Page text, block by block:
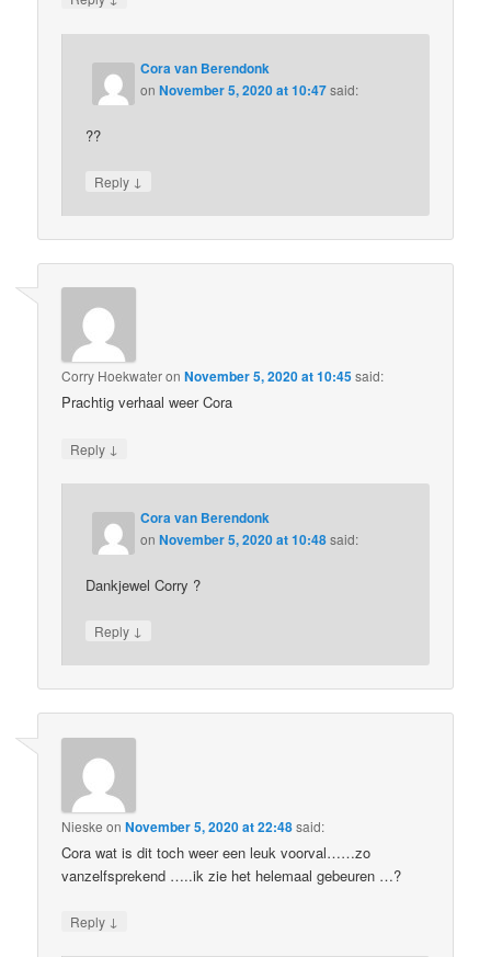
Cora van Berendonk
onNovember 5, 2020 at 10:47said:
??
Reply ↓
Corry HoekwateronNovember 5, 2020 at 10:45said:
Prachtig verhaal weer Cora
Reply ↓
Cora van Berendonk
onNovember 5, 2020 at 10:48said:
Dankjewel Corry ?
Reply ↓
Nieske onNovember 5, 2020 at 22:48said:
Cora wat is dit toch weer een leuk voorval……zo
vanzelfsprekend …..ik zie het helemaal gebeuren …?
Reply ↓